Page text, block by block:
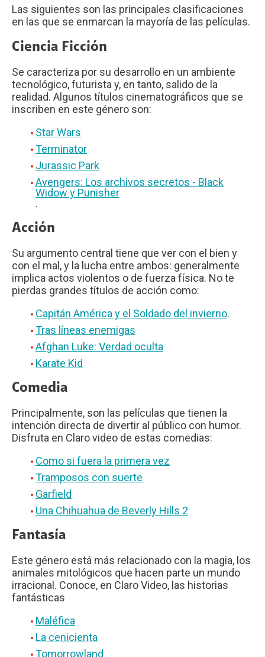
Las siguientes son las principales clasificaciones
en las que se enmarcan la mayoría de las películas.
Ciencia Ficción
Se caracteriza por su desarrollo en un ambiente
tecnológico, futurista y, en tanto, salido de la
realidad. Algunos títulos cinematográficos que se
inscriben en este género son:
Star Wars
Terminator
Jurassic Park
Avengers: Los archivos secretos - Black
Widow y Punisher
.
Acción
Su argumento central tiene que ver con el bien y
con el mal, y la lucha entre ambos: generalmente
implica actos violentos o de fuerza física. No te
pierdas grandes títulos de acción como:
Capitán América y el Soldado del invierno.
Tras líneas enemigas
Afghan Luke: Verdad oculta
Karate Kid
Comedia
Principalmente, son las películas que tienen la
intención directa de divertir al público con humor.
Disfruta en Claro video de estas comedias:
Como si fuera la primera vez
Tramposos con suerte
Garfield
Una Chihuahua de Beverly Hills 2
Fantasía
Este género está más relacionado con la magia, los
animales mitológicos que hacen parte un mundo
irracional. Conoce, en Claro Video, las historias
fantásticas
Maléfica
La cenicienta
Tomorrowland